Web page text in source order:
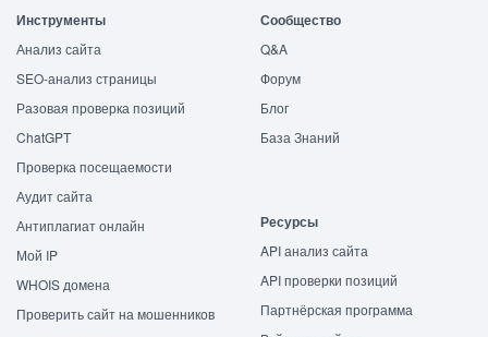
Инструменты
Анализ сайта
SEO-анализ страницы
Разовая проверка позиций
ChatGPT
Проверка посещаемости
Аудит сайта
Антиплагиат онлайн
Мой IP
WHOIS домена
Проверить сайт на мошенников
Сообщество
Q&A
Форум
Блог
База Знаний
Ресурсы
API анализ сайта
API проверки позиций
Партнёрская программа